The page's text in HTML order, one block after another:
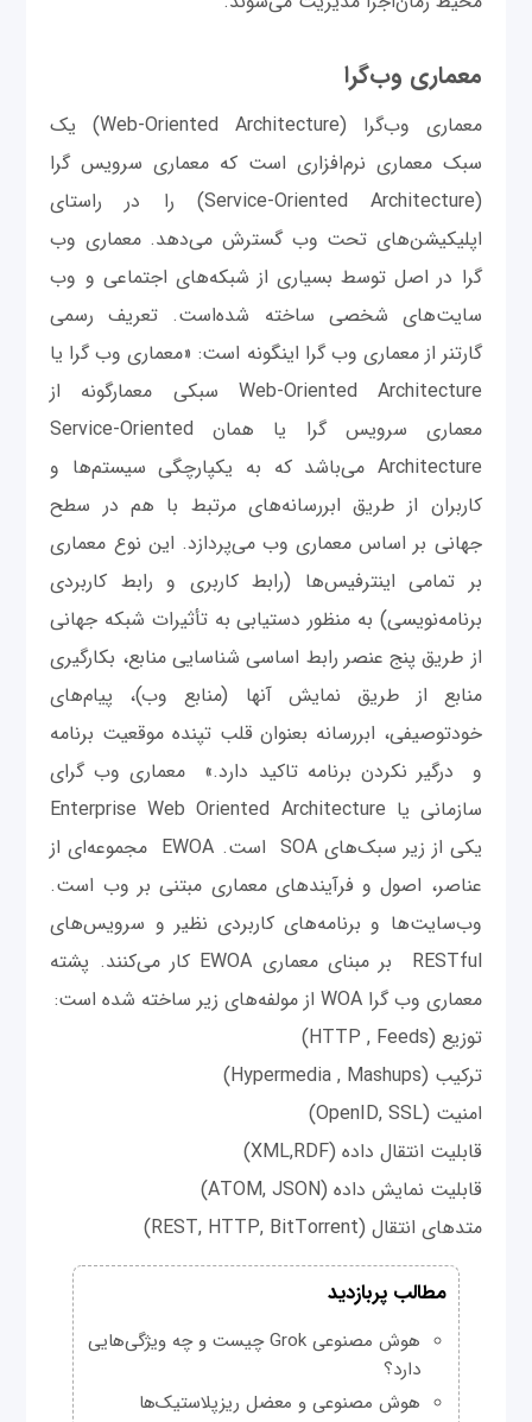
معماری وب‌گرا
معماری وب‌گرا (Web-Oriented Architecture) یک
سبک معماری نرم‌افزاری است که معماری سرویس گرا
(Service-Oriented Architecture) را در راستای
اپلیکیشن‌های تحت وب گسترش می‌دهد. معماری وب
گرا در اصل توسط بسیاری از شبکه‌های اجتماعی و وب
سایت‌های شخصی ساخته شده‌است. تعریف رسمی
گارتنر از معماری وب گرا اینگونه است: «معماری وب گرا یا
Web-Oriented Architecture سبکی معمارگونه از
معماری سرویس گرا یا همان Service-Oriented
Architecture می‌باشد که به یکپارچگی سیستم‌ها و
کاربران از طریق ابررسانه‌های مرتبط با هم در سطح
جهانی بر اساس معماری وب می‌پردازد. این نوع معماری
بر تمامی اینترفیس‌ها (رابط کاربری و رابط کاربردی
برنامه‌نویسی) به منظور دستیابی به تأثیرات شبکه جهانی
از طریق پنج عنصر رابط اساسی شناسایی منابع، بکارگیری
منابع از طریق نمایش آنها (منابع وب)، پیام‌های
خودتوصیفی، ابررسانه بعنوان قلب تپنده موقعیت برنامه
و درگیر نکردن برنامه تاکید دارد.» معماری وب گرای
سازمانی یا Enterprise Web Oriented Architecture
یکی از زیر سبک‌های SOA است. EWOA مجموعه‌ای از
عناصر، اصول و فرآیندهای معماری مبتنی بر وب است.
وب‌سایت‌ها و برنامه‌های کاربردی نظیر و سرویس‌های
RESTful بر مبنای معماری EWOA کار می‌کنند. پشته
معماری وب گرا WOA از مولفه‌های زیر ساخته شده است:
توزیع (HTTP , Feeds)
ترکیب (Hypermedia , Mashups)
امنیت (OpenID, SSL)
قابلیت انتقال داده (XML,RDF)
قابلیت نمایش داده (ATOM, JSON)
متدهای انتقال (REST, HTTP, BitTorrent)
مطالب پربازدید
هوش مصنوعی Grok چیست و چه ویژگی‌هایی
دارد؟
هوش مصنوعی و معضل ریزپلاستیک‌ها